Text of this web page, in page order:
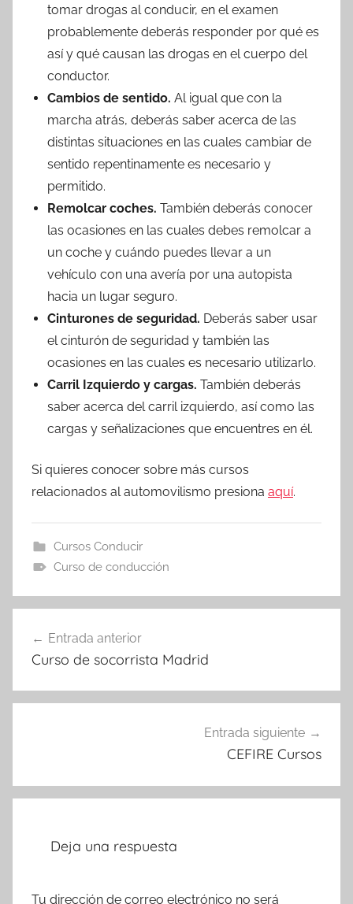
tomar drogas al conducir, en el examen
probablemente deberás responder por qué es
así y qué causan las drogas en el cuerpo del
conductor.
Cambios de sentido. Al igual que con la
marcha atrás, deberás saber acerca de las
distintas situaciones en las cuales cambiar de
sentido repentinamente es necesario y
permitido.
Remolcar coches. También deberás conocer
las ocasiones en las cuales debes remolcar a
un coche y cuándo puedes llevar a un
vehículo con una avería por una autopista
hacia un lugar seguro.
Cinturones de seguridad. Deberás saber usar
el cinturón de seguridad y también las
ocasiones en las cuales es necesario utilizarlo.
Carril Izquierdo y cargas. También deberás
saber acerca del carril izquierdo, así como las
cargas y señalizaciones que encuentres en él.
Si quieres conocer sobre más cursos
relacionados al automovilismo presiona aquí.
Cursos Conducir
Curso de conducción
de
Entrada anterior
Curso de socorrista Madrid
Entrada siguiente
CEFIRE Cursos
Deja una respuesta
Tu dirección de correo electrónico no será